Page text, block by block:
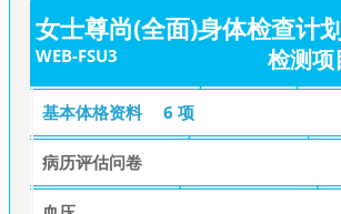
女士尊尚(全面)身体检查计
WEB-FSU3
检测项
基本体格资料 6 项
病历评估问卷